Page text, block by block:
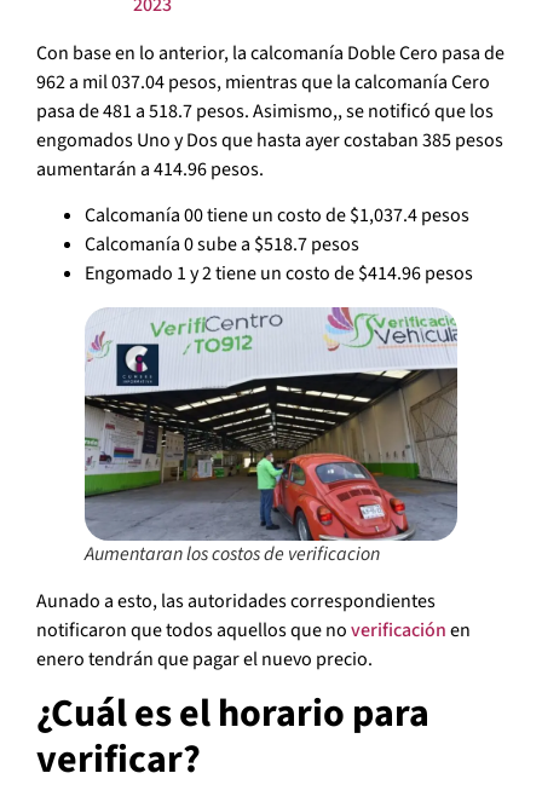
Con base en lo anterior, la calcomanía Doble Cero pasa de
962 a mil 037.04 pesos, mientras que la calcomanía Cero
pasa de 481 a 518.7 pesos. Asimismo,, se notificó que los
engomados Uno y Dos que hasta ayer costaban 385 pesos
aumentarán a 414.96 pesos.
Calcomanía 00 tiene un costo de $1,037.4 pesos
Calcomanía 0 sube a $518.7 pesos
Engomado 1 y 2 tiene un costo de $414.96 pesos
Aumentaran los costos de verificacion
Aunado a esto, las autoridades correspondientes
notificaron que todos aquellos que noverificaciónen
enero tendrán que pagar el nuevo precio.
¿Cuál es el horario para
verificar?